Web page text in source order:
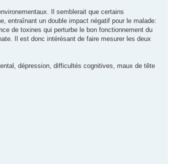
Il semblerait que certains
entraînant un double impact négatif pour le malade:
de toxines qui perturbe le bon fonctionnement du
Il est donc intérésant de faire mesurer les deux
dépression, difficultés cognitives, maux de tête